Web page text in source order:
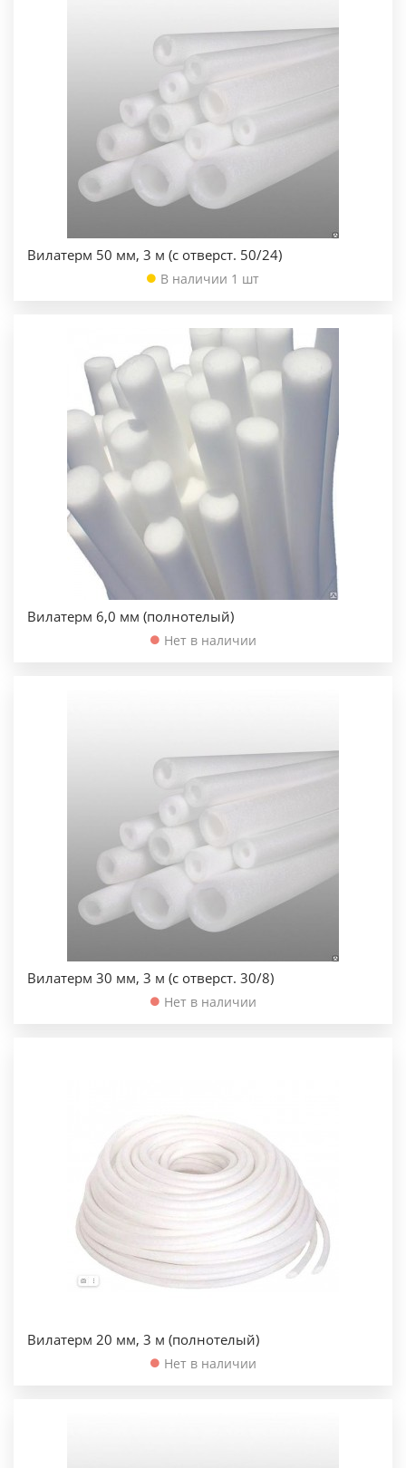
Вилатерм 50 мм, 3 м (с отверст. 50/24)
В наличии 1 шт
Вилатерм 6,0 мм (полнотелый)
Нет в наличии
Вилатерм 30 мм, 3 м (с отверст. 30/8)
Нет в наличии
Вилатерм 20 мм, 3 м (полнотелый)
Нет в наличии